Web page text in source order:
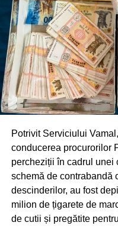
Potrivit Serviciului
conducerea procurorilor
percheziții în cadrul unei
schemă de contrabandă
descinderilor, au fost
milion de țigarete de
de cutii și pregătite